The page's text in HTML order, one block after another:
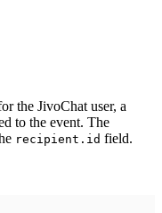
the JivoChat user, a
to the event. The
recipient.id field.